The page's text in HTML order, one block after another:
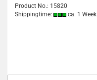
Product No.: 15820
Shippingtime:
ca. 1 Week